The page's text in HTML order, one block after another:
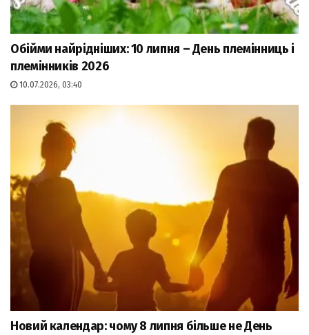
Обійми найрідніших: 10 липня – День племінниць і
племінників 2026
10.07.2026, 03:40
Новий календар: чому 8 липня більше не День